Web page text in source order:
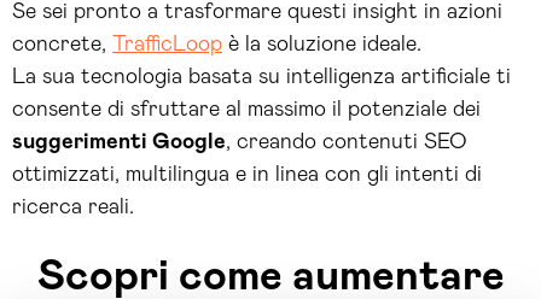
Se sei pronto a trasformare questi insight in azioni
concrete, TrafficLoop è la soluzione ideale.
La sua tecnologia basata su intelligenza artificiale ti
consente di sfruttare al massimo il potenziale dei
suggerimenti Google, creando contenuti SEO
ottimizzati, multilingua e in linea con gli intenti di
ricerca reali.
Scopri come aumentare